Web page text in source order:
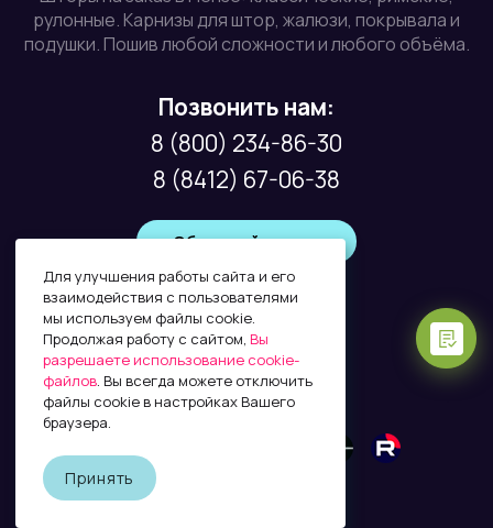
рулонные. Карнизы для штор, жалюзи, покрывала и
подушки. Пошив любой сложности и любого объёма.
Позвонить нам:
8 (800) 234-86-30
8 (8412) 67-06-38
Обратный звонок
Почта:
info@factura58.ru
Создание и продвижение сайта - ANiDi.RU
Для улучшения работы сайта и его
взаимодействия с пользователями
мы используем файлы cookie.
Продолжая работу с сайтом, Вы
разрешаете использование cookie-
файлов. Вы всегда можете отключить
файлы cookie в настройках Вашего
браузера.
Принять